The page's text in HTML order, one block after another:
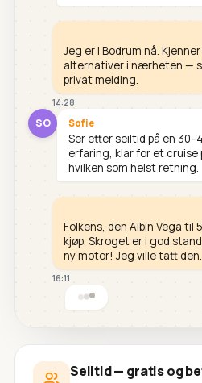
Jeg er i Bodrum nå.
alternativer i nærheten —
privat melding.
14:28
SO Sofie
Ser etter seiltid på en
erfaring, klar for et cruise
hvilken som helst retning.
Folkens, den Albin Vega til
kjøp. Skroget er i god
ny motor! Jeg ville tatt den.
16:11
Seiltid — gratis og